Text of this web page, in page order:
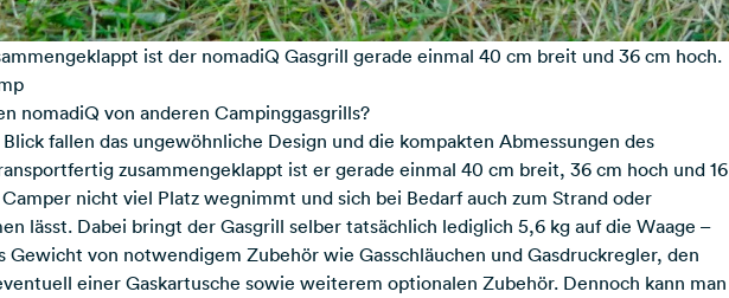
ist der nomadiQ Gasgrill gerade einmal 40 cm breit und 36 cm hoch.
nomadiQ von anderen Campinggasgrills?
fallen das ungewöhnliche Design und die kompakten Abmessungen des
zusammengeklappt ist er gerade einmal 40 cm breit, 36 cm hoch und 16
nicht viel Platz wegnimmt und sich bei Bedarf auch zum Strand oder
lässt. Dabei bringt der Gasgrill selber tatsächlich lediglich 5,6 kg auf die Waage –
Gewicht von notwendigem Zubehör wie Gasschläuchen und Gasdruckregler, den
einer Gaskartusche sowie weiterem optionalen Zubehör. Dennoch kann man